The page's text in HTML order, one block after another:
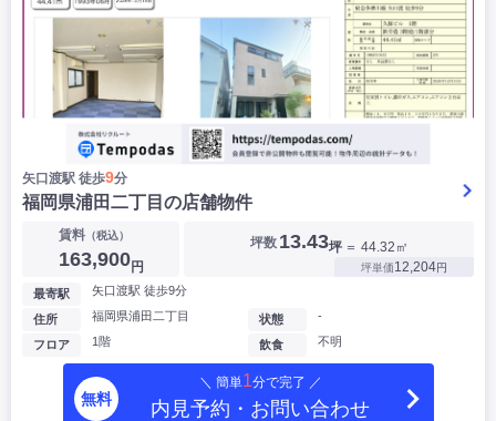
矢口渡駅 徒歩9分
福岡県浦田二丁目の店舗物件
賃料（税込）
163,900円
坪数 13.43坪 ＝ 44.32㎡
坪単価12,204円
最寄駅 矢口渡駅 徒歩9分
住所 福岡県浦田二丁目
フロア 1階
状態 -
飲食 不明
無料
＼ 簡単1分で完了 ／
内見予約・お問い合わせ